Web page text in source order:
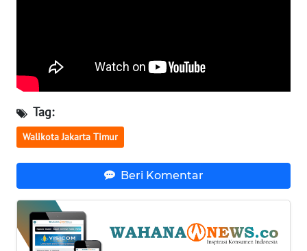
Tag:
Walikota Jakarta Timur
Beri Komentar
WN
SULTRA
WN
NTB
WN
SULBAR